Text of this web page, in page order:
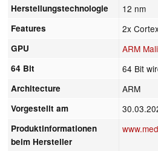
Herstellungstechnologie 12 nm
Features 2x
GPU ARM
64 Bit 64 Bit
Architecture ARM
Vorgestellt am
Produktinformationen
beim Hersteller